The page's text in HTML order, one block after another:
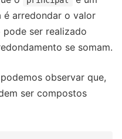
é arredondar o valor
ser realizado
se somam.
observar que,
ser compostos